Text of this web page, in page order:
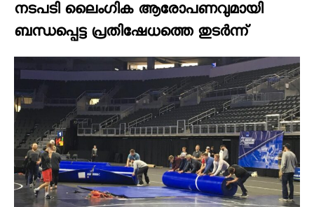
നടപടി ലൈംഗിക ആരോപണവുമായി
ബന്ധപ്പെട്ട പ്രതിഷേധത്തെ തുടർന്ന്